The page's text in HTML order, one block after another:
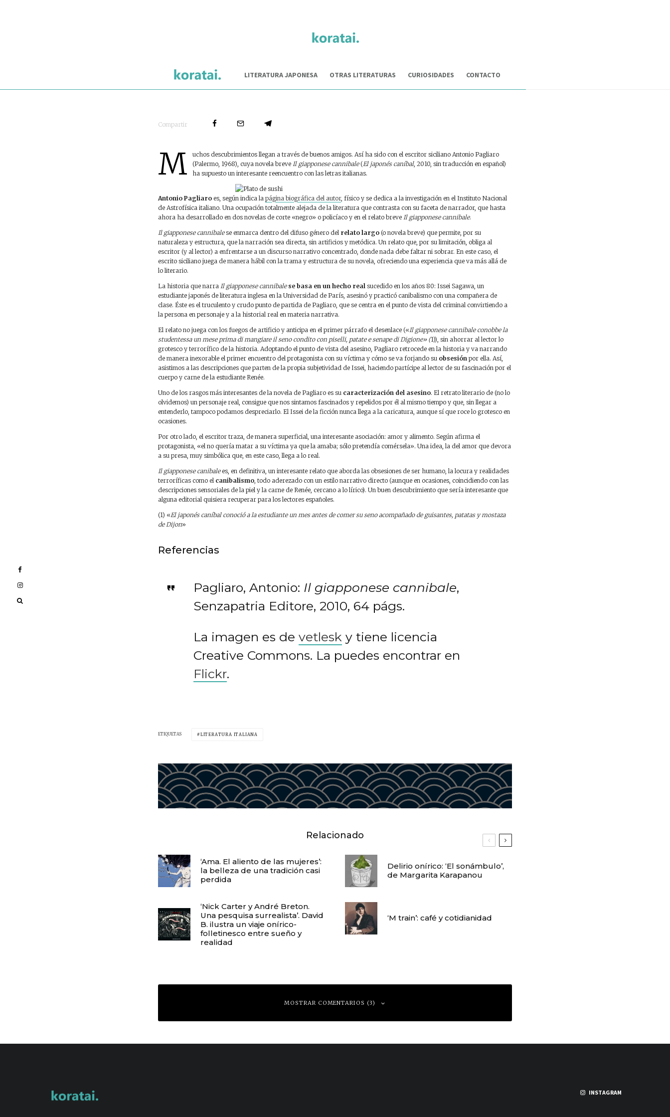
LITERATURA JAPONESA OTRAS LITERATURAS CURIOSIDADES CONTACTO
Reseñas · 20/09/2011 · 3 Comentarios · 2 Minutos de lectura
japonés caníbal)
Compartir
M
uchos descubrimientos llegan a través de buenos amigos. Así ha sido con el escritor siciliano Antonio Pagliaro
(Palermo, 1968), cuya novela breve Il giapponese cannibale(El japonés caníbal, 2010, sin traducción en español)
ha supuesto un interesante reencuentro con las letras italianas.
Antonio Pagliaro es, según indica la página biográfica del autor, físico y se dedica a la investigación en el Instituto Nacional
de Astrofísica italiano. Una ocupación totalmente alejada de la literatura que contrasta con su faceta de narrador, que hasta
ahora ha desarrollado en dos novelas de corte «negro» o policíaco y en el relato breve Il giapponese cannibale.
Il giapponese cannibalese enmarca dentro del difuso género del relato largo (o novela breve) que permite, por su
naturaleza y estructura, que la narración sea directa, sin artificios y metódica. Un relato que, por su limitación, obliga al
escritor (y al lector) a enfrentarse a un discurso narrativo concentrado, donde nada debe faltar ni sobrar. En este caso, el
escrito siciliano juega de manera hábil con la trama y estructura de su novela, ofreciendo una experiencia que va más allá de
lo literario.
La historia que narra Il giapponese cannibale se basa en un hecho real sucedido en los años 80: Issei Sagawa, un
estudiante japonés de literatura inglesa en la Universidad de París, asesinó y practicó canibalismo con una compañera de
clase. Éste es el truculento y crudo punto de partida de Pagliaro, que se centra en el punto de vista del criminal convirtiendo a
la persona en personaje y a la historial real en materia narrativa.
El relato no juega con los fuegos de artificio y anticipa en el primer párrafo el desenlace (« Il giapponese cannibale conobbe la
studentessa un mese prima di mangiare il seno condito con piselli, patate e senape di Digione» (1)), sin ahorrar al lector lo
grotesco y terrorífico de la historia. Adoptando el punto de vista del asesino, Pagliaro retrocede en la historia y va narrando
de manera inexorable el primer encuentro del protagonista con su víctima y cómo se va forjando su obsesión por ella. Así,
asistimos a las descripciones que parten de la propia subjetividad de Issei, haciendo partícipe al lector de su fascinación por el
cuerpo y carne de la estudiante Renée.
Uno de los rasgos más interesantes de la novela de Pagliaro es su caracterización del asesino. El retrato literario de (no lo
olvidemos) un personaje real, consigue que nos sintamos fascinados y repelidos por él al mismo tiempo y que, sin llegar a
entenderlo, tampoco podamos despreciarlo. El Issei de la ficción nunca llega a la caricatura, aunque sí que roce lo grotesco en
ocasiones.
Por otro lado, el escritor traza, de manera superficial, una interesante asociación: amor y alimento. Según afirma el
protagonista, «el no quería matar a su víctima ya que la amaba; sólo pretendía comérsela». Una idea, la del amor que devora
a su presa, muy simbólica que, en este caso, llega a lo real.
Il giapponese canibalees, en definitiva, un interesante relato que aborda las obsesiones de ser humano, la locura y realidades
terroríficas como el canibalismo , todo aderezado con un estilo narrativo directo (aunque en ocasiones, coincidiendo con las
descripciones sensoriales de la piel y la carne de Renée, cercano a lo lírico). Un buen descubrimiento que sería interesante que
alguna editorial quisiera recuperar para los lectores españoles.
(1) «El japonés caníbal conoció a la estudiante un mes antes de comer su seno acompañado de guisantes, patatas y mostaza
de Dijon»
Referencias
Pagliaro, Antonio: Il giapponese cannibale,
Senzapatria Editore, 2010, 64 págs.
La imagen es de vetlesk y tiene licencia
Creative Commons. La puedes encontrar en
Flickr.
ETIQUETAS LITERATURA ITALIANA
Relacionado
‘Ama. El aliento de las mujeres’:
la belleza de una tradición casi
perdida
Delirio onírico: ‘El sonámbulo’,
de Margarita Karapanou
‘Nick Carter y André Breton.
Una pesquisa surrealista’. David
B. ilustra un viaje onírico-
folletinesco entre sueño y
realidad
‘M train’: café y cotidianidad
MOSTRAR COMENTARIOS (3)
INSTAGRAM